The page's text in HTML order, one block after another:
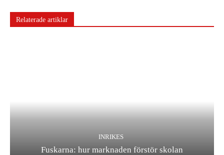
Relaterade artiklar
INRIKES
Fuskarna: hur marknaden förstör skolan